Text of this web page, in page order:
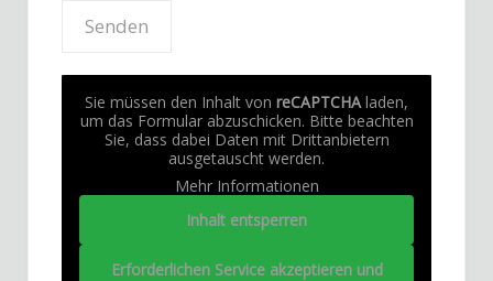
Sie müssen den Inhalt von reCAPTCHAladen,
um das Formular abzuschicken. Bitte beachten
Sie, dass dabei Daten mit Drittanbietern
ausgetauscht werden.
Mehr Informationen
Inhalt entsperren
Erforderlichen Service akzeptieren und